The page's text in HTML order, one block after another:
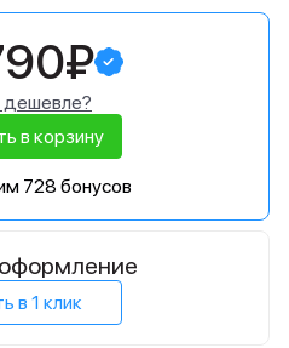
в корзину
728 бонусов
в 1 клик